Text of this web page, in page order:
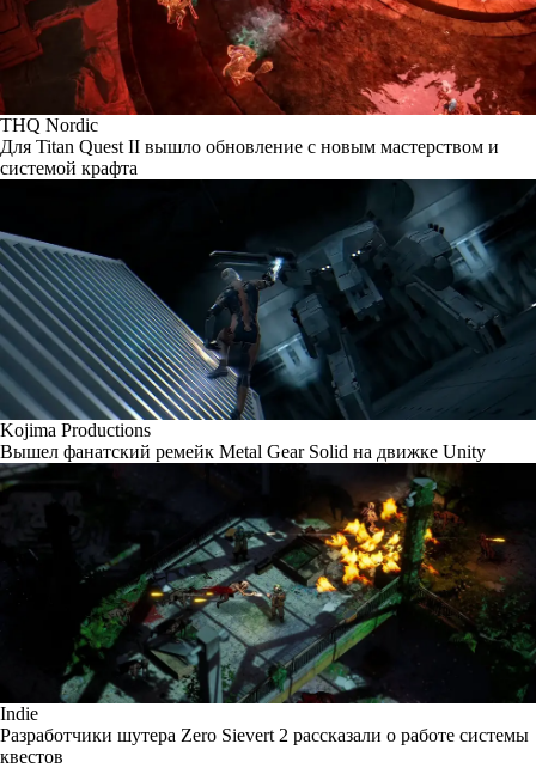
THQ Nordic
Для Titan Quest II вышло обновление с новым мастерством и
системой крафта
Kojima Productions
Вышел фанатский ремейк Metal Gear Solid на движке Unity
Indie
Разработчики шутера Zero Sievert 2 рассказали о работе системы
квестов